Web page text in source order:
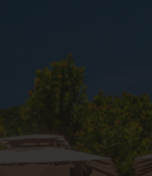
venster))
nieuw venster))